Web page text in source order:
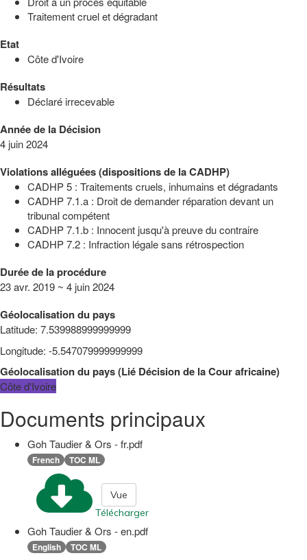
Traitement cruel et dégradant
Etat
Côte d'Ivoire
Résultats
Déclaré irrecevable
Année de la Décision
4 juin 2024
Violations alléguées (dispositions de la CADHP)
CADHP 5 : Traitements cruels, inhumains et dégradants
CADHP 7.1.a : Droit de demander réparation devant un
tribunal compétent
CADHP 7.1.b : Innocent jusqu'à preuve du contraire
CADHP 7.2 : Infraction légale sans rétrospection
Durée de la procédure
23 avr. 2019 ~ 4 juin 2024
Géolocalisation du pays
Latitude: 7.539988999999999
Longitude: -5.547079999999999
Géolocalisation du pays(Lié Décision de la Cour africaine)
Côte d'Ivoire
Documents principaux
Goh Taudier & Ors - fr.pdf
French TOC ML
Télécharger
Vue
Goh Taudier & Ors - en.pdf
English TOC ML